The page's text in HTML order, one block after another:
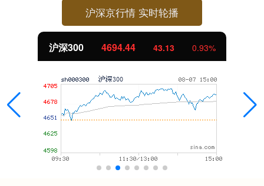
沪深京行情 实时轮播
沪深300 4694.44 43.13 0.93%